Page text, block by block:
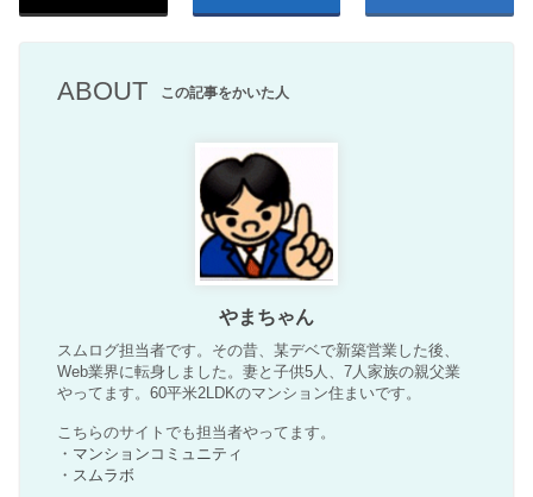
ABOUT この記事をかいた人
やまちゃん
スムログ担当者です。その昔、某デベで新築営業した後、
Web業界に転身しました。妻と子供5人、7人家族の親父業
やってます。60平米2LDKのマンション住まいです。
こちらのサイトでも担当者やってます。
・ マンションコミュニティ
・ スムラボ